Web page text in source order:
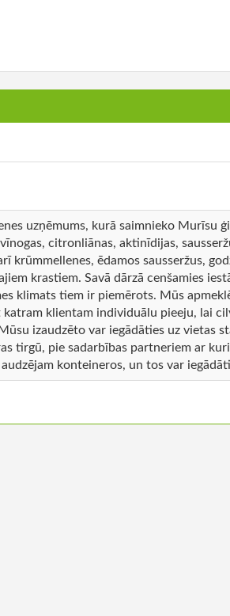
uzņēmums, kurā saimnieko Murīsu
citronliānas, aktinīdijas,
krūmmellenes, ēdamos sausseržus,
krastiem. Savā dārzā cenšamies
klimats tiem ir piemērots. Mūs
klientam individuālu pieeju, lai
izaudzēto var iegādāties uz vietas
tirgū, pie sadarbības partneriem ar
konteineros, un tos var